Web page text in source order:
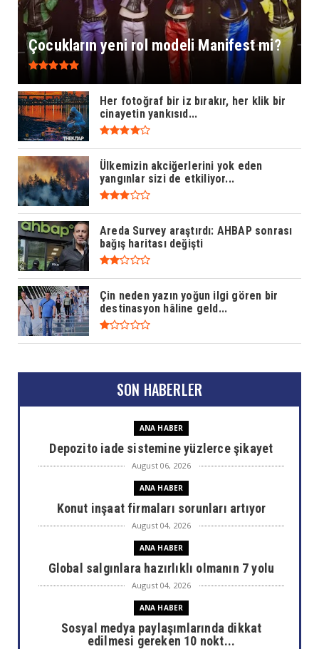
Çocukların yeni rol modeli Manifest mi?
Her fotoğraf bir iz bırakır, her klik bir
cinayetin yankısıd...
Ülkemizin akciğerlerini yok eden
yangınlar sizi de etkiliyor...
Areda Survey araştırdı: AHBAP sonrası
bağış haritası değişti
Çin neden yazın yoğun ilgi gören bir
destinasyon hâline geld...
SON HABERLER
ANA HABER
Depozito iade sistemine yüzlerce şikayet
August 06, 2026
ANA HABER
Konut inşaat firmaları sorunları artıyor
August 04, 2026
ANA HABER
Global salgınlara hazırlıklı olmanın 7 yolu
August 04, 2026
ANA HABER
Sosyal medya paylaşımlarında dikkat
edilmesi gereken 10 nokt...